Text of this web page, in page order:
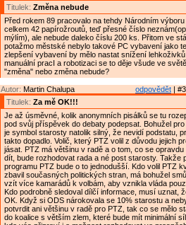
Titulek: Změna nebude
Před rokem 89 pracovalo na tehdy Národním
celkem 42 papírožroutů, teď přesné číslo
mýlím), ale nebude daleko číslu 200 ks. Přitom ve
potažmo městské nebylo takové PC vybavení jako
zlepšení vybavení by mělo nastat snížení
manuální pracI a robotizaci se to děje všude ve
"změna" nebo změna nebude?
odpovědět |
Autor: Martin Chalupa
Titulek: Za mě OK!!!
Je až úsměvné, kolik anonymních pisálků se tu
pod svůj příspěvek do debaty podepsat. Bohužel
je symbol starosty natolik silný, že nevidí podstatu,
takto dopadlo. Volič, který PTZ volil z důvodu jejich
jásat. PTZ má většinu v radě a o tom, co se
dít, bude rozhodovat rada a né post starosty. Takže
programu PTZ bude o to jednodušší. Kdo volil PTZ
zbavil současných politických stran, má bohužel
vzít více kamarádů k volbám, aby vznikla vláda
Kdo podrobně sledoval dílčí informace, musí uznat,
OK. Když si ODS nárokovala se 10% starostu a
potvrdit ani většinu v radě pro PTZ, tak co se mělo
do koalice s větším zlem, které bude mít minimální